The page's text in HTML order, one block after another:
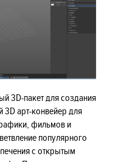
3D-пакет для создания
3D арт-конвейер для
фильмов и
популярного
с открытым